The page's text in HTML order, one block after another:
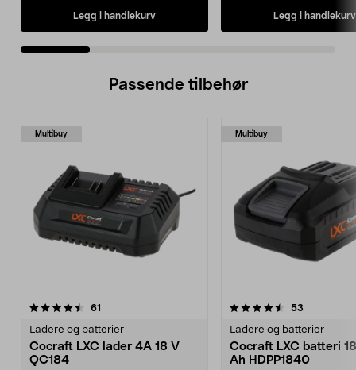
Legg i handlekurv Legg i handlekurv
Passende tilbehør
Multibuy
61
Ladere og batterier
Cocraft LXC lader 4A 18 V
QC184
Multibuy
4.5av 5 stjerner 53
Ladere og batterier
Cocraft LXC batteri
Ah HDPP1840
4.5av 5 stjerner